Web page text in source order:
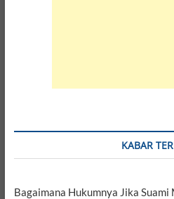
KABAR
Bagaimana Hukumnya Jika